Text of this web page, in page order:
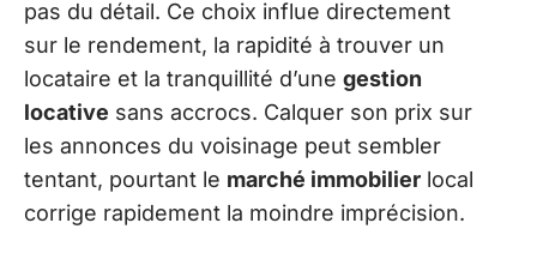
pas du détail. Ce choix influe directement
sur le rendement, la rapidité à trouver un
locataire et la tranquillité d’une gestion
locative sans accrocs. Calquer son prix sur
les annonces du voisinage peut sembler
tentant, pourtant le marché immobilier local
corrige rapidement la moindre imprécision.